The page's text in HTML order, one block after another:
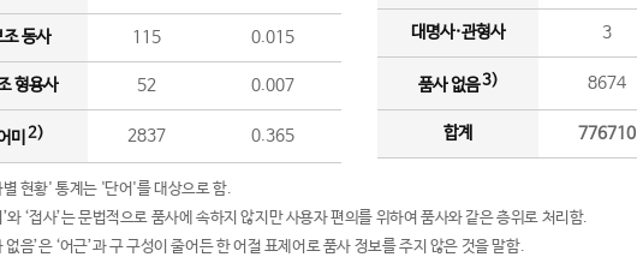
조 동사 115 0.015
형용사 52 0.007
미 2) 2837 0.365
대명사·관형사 3
품사 없음3) 8674
합계 776710
현황' 통계는 '단어'를 대상으로 함.
와 ‘접사’는 문법적으로 품사에 속하지 않지만 사용자 편의를 위하여 품사와 같은 층위로 처리함.
없음’은 ‘어근’과 구 구성이 줄어든 한 어절 표제어로 품사 정보를 주지 않은 것을 말함.